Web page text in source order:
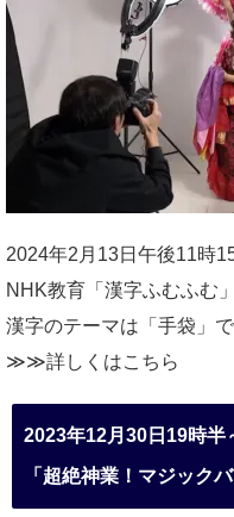
2024年2月13日午後11時
NHK教育「漢字ふむふむ
漢字のテーマは「手袋」で
≫≫詳しくはこちら
2023年12月30日19時半
「超絶神業！マジック